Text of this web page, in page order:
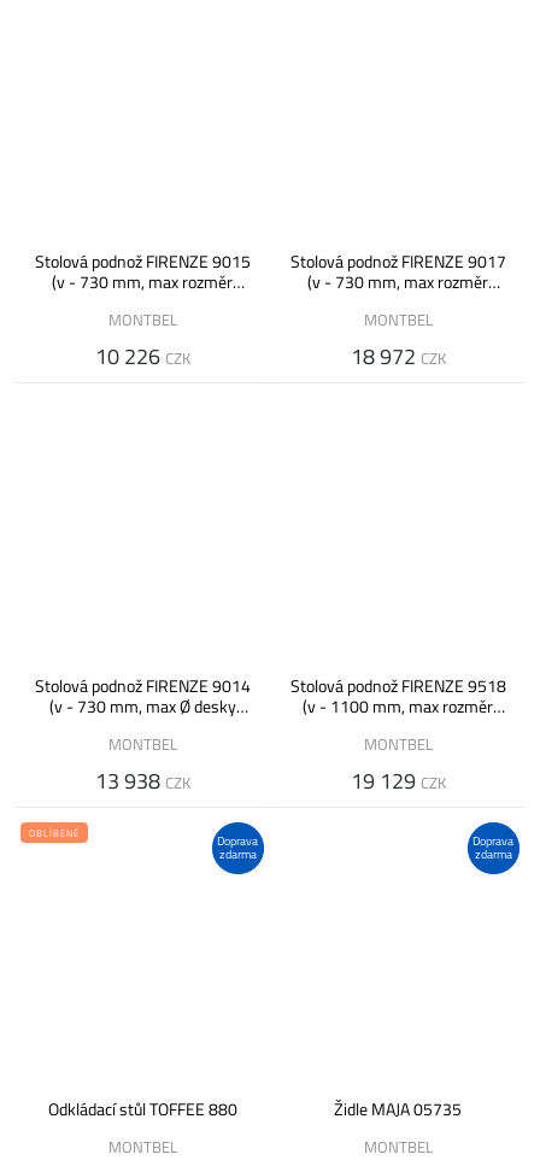
Stolová podnož FIRENZE 9015
(v - 730 mm, max rozměr
MONTBEL
10 226 CZK
Stolová podnož FIRENZE 9017
(v - 730 mm, max rozměr
MONTBEL
18 972 CZK
Stolová podnož FIRENZE 9014
(v - 730 mm, max Ø desky
MONTBEL
13 938 CZK
Stolová podnož FIRENZE 9518
(v - 1100 mm, max rozměr
MONTBEL
19 129 CZK
Doprava
zdarma
OBLÍBENÉ
Odkládací stůl TOFFEE 880
MONTBEL
Doprava
zdarma
Židle MAJA 05735
MONTBEL